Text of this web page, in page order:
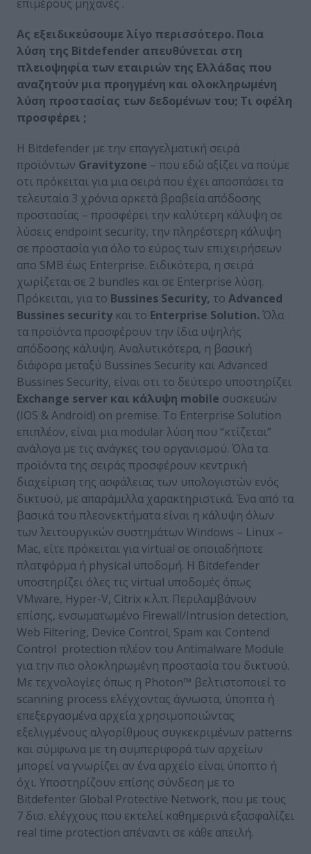
επιμέρους μηχανές .
Ας εξειδικεύσουμε λίγο περισσότερο. Ποια
λύση της Bitdefender απευθύνεται στη
πλειοψηφία των εταιριών της Ελλάδας που
αναζητούν μια προηγμένη και ολοκληρωμένη
λύση προστασίας των δεδομένων του; Τι οφέλη
προσφέρει ;
Η Bitdefender με την επαγγελματική σειρά
προϊόντων Gravityzone – που εδώ αξίζει να πούμε
οτι πρόκειται για μια σειρά που έχει αποσπάσει τα
τελευταία 3 χρόνια αρκετά βραβεία απόδοσης
προστασίας – προσφέρει την καλύτερη κάλυψη σε
λύσεις endpoint security, την πληρέστερη κάλυψη
σε προστασία για όλο το εύρος των επιχειρήσεων
απο SMB έως Enterprise. Ειδικότερα, η σειρά
χωρίζεται σε 2 bundles και σε Enterprise λύση.
Πρόκειται, για το Bussines Security, το Advanced
Bussines security και το Enterprise Solution. Όλα
τα προϊόντα προσφέρουν την ίδια υψηλής
απόδοσης κάλυψη. Αναλυτικότερα, η βασική
διάφορα μεταξύ Bussines Security και Advanced
Bussines Security, είναι οτι το δεύτερο υποστηρίζει
Exchange server και κάλυψη mobile συσκευών
(IOS & Android) on premise. Το Enterprise Solution
επιπλέον, είναι μια modular λύση που “κτίζεται”
ανάλογα με τις ανάγκες του οργανισμού. Όλα τα
προϊόντα της σειράς προσφέρουν κεντρική
διαχείριση της ασφάλειας των υπολογιστών ενός
δικτυού, με απαράμιλλα χαρακτηριστικά. Ένα από τα
βασικά του πλεονεκτήματα είναι η κάλυψη όλων
των λειτουργικών συστημάτων Windows – Linux –
Mac, είτε πρόκειται για virtual σε οποιαδήποτε
πλατφόρμα ή physical υποδομή. Η Bitdefender
υποστηρίζει όλες τις virtual υποδομές όπως
VΜware, Hyper-V, Citrix κ.λ.π. Περιλαμβάνουν
επίσης, ενσωματωμένο Firewall/Intrusion detection,
Web Filtering, Device Control, Spam και Contend
Control protection πλέον του Antimalware Module
για την πιο ολοκληρωμένη προστασία του δικτυού.
Με τεχνολογίες όπως η Photon™ βελτιστοποιεί το
scanning process ελέγχοντας άγνωστα, ύποπτα ή
επεξεργασμένα αρχεία χρησιμοποιώντας
εξελιγμένους αλγορίθμους συγκεκριμένων patterns
και σύμφωνα με τη συμπεριφορά των αρχείων
μπορεί να γνωρίζει αν ένα αρχείο είναι ύποπτο ή
όχι. Υποστηρίζουν επίσης σύνδεση με τo
Bitdefenter Global Protective Network, που με τους
7 δισ. ελέγχους που εκτελεί καθημερινά εξασφαλίζει
real time protection απέναντι σε κάθε απειλή.